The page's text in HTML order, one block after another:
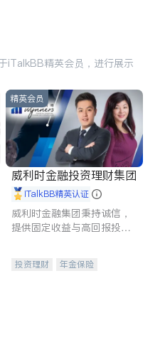
iTalkBB精英会员，进行展示
精英会员
威利时金融投资理财集团
iTalkBB精英认证
威利时金融集团秉持诚信，
提供固定收益与高回报投资
合，助力客户实现目标
投资理财
年金保险